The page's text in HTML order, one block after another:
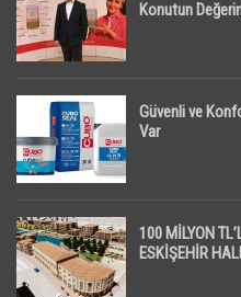
Konutun
Güvenli ve
Var
100 MİLYON
ESKİŞEHİR